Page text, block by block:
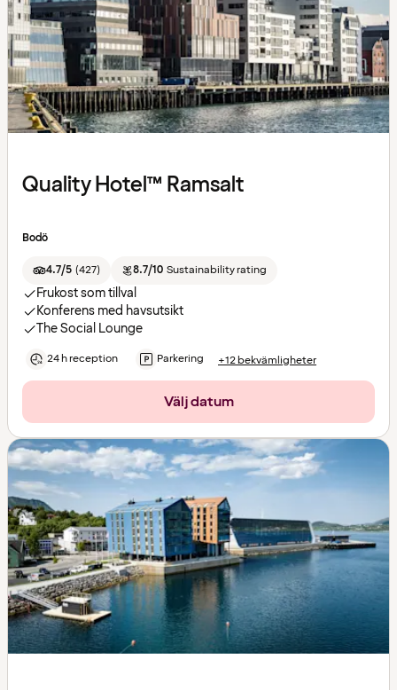
Quality Hotel™ Ramsalt
Bodö
4.7/5 (427) 8.7/10 Sustainability rating
Frukost som tillval
Konferens med havsutsikt
The Social Lounge
24 h reception Parkering +12 bekvämligheter
Välj datum